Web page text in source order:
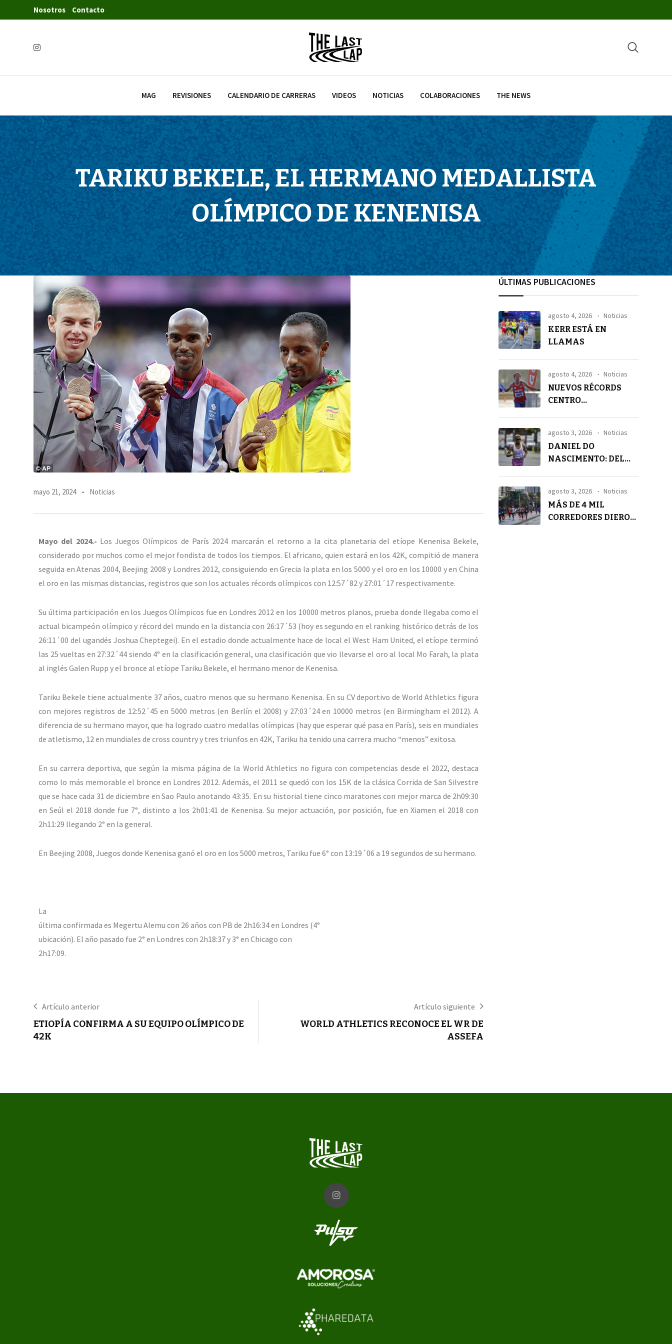
Nosotros Contacto
MAG REVISIONES CALENDARIO DE CARRERAS VIDEOS NOTICIAS COLABORACIONES THE NEWS
TARIKU BEKELE, EL HERMANO MEDALLISTA
OLÍMPICO DE KENENISA
mayo 21, 2024 Noticias
Mayo del 2024.- Los Juegos Olímpicos de París 2024 marcarán el retorno a la cita planetaria del etíope Kenenisa Bekele,
considerado por muchos como el mejor fondista de todos los tiempos. El africano, quien estará en los 42K, compitió de manera
seguida en Atenas 2004, Beejing 2008 y Londres 2012, consiguiendo en Grecia la plata en los 5000 y el oro en los 10000 y en China
el oro en las mismas distancias, registros que son los actuales récords olímpicos con 12:57´82 y 27:01´17 respectivamente.
Su última participación en los Juegos Olímpicos fue en Londres 2012 en los 10000 metros planos, prueba donde llegaba como el
actual bicampeón olímpico y récord del mundo en la distancia con 26:17´53 (hoy es segundo en el ranking histórico detrás de los
26:11´00 del ugandés Joshua Cheptegei). En el estadio donde actualmente hace de local el West Ham United, el etíope terminó
las 25 vueltas en 27:32´44 siendo 4° en la clasificación general, una clasificación que vio llevarse el oro al local Mo Farah, la plata
al inglés Galen Rupp y el bronce al etíope Tariku Bekele, el hermano menor de Kenenisa.
Tariku Bekele tiene actualmente 37 años, cuatro menos que su hermano Kenenisa. En su CV deportivo de World Athletics figura
con mejores registros de 12:52´45 en 5000 metros (en Berlín el 2008) y 27:03´24 en 10000 metros (en Birmingham el 2012). A
diferencia de su hermano mayor, que ha logrado cuatro medallas olímpicas (hay que esperar qué pasa en París), seis en mundiales
de atletismo, 12 en mundiales de cross country y tres triunfos en 42K, Tariku ha tenido una carrera mucho “menos” exitosa.
En su carrera deportiva, que según la misma página de la World Athletics no figura con competencias desde el 2022, destaca
como lo más memorable el bronce en Londres 2012. Además, el 2011 se quedó con los 15K de la clásica Corrida de San Silvestre
que se hace cada 31 de diciembre en Sao Paulo anotando 43:35. En su historial tiene cinco maratones con mejor marca de 2h09:30
en Seúl el 2018 donde fue 7°, distinto a los 2h01:41 de Kenenisa. Su mejor actuación, por posición, fue en Xiamen el 2018 con
2h11:29 llegando 2° en la general.
En Beejing 2008, Juegos donde Kenenisa ganó el oro en los 5000 metros, Tariku fue 6° con 13:19´06 a 19 segundos de su hermano.
La
última confirmada es Megertu Alemu con 26 años con PB de 2h16:34 en Londres (4°
ubicación). El año pasado fue 2° en Londres con 2h18:37 y 3° en Chicago con
2h17:09.
Artículo anterior
ETIOPÍA CONFIRMA A SU EQUIPO OLÍMPICO DE
42K
Artículo siguiente
WORLD ATHLETICS RECONOCE EL WR DE
ASSEFA
ÚLTIMAS PUBLICACIONES
agosto 4, 2026 Noticias
KERR ESTÁ EN
LLAMAS
agosto 4, 2026 Noticias
NUEVOS RÉCORDS
CENTRO
agosto 3, 2026 Noticias
DANIEL DO
NASCIMENTO: DEL
agosto 3, 2026 Noticias
MÁS DE 4 MIL
CORREDORES DIERON